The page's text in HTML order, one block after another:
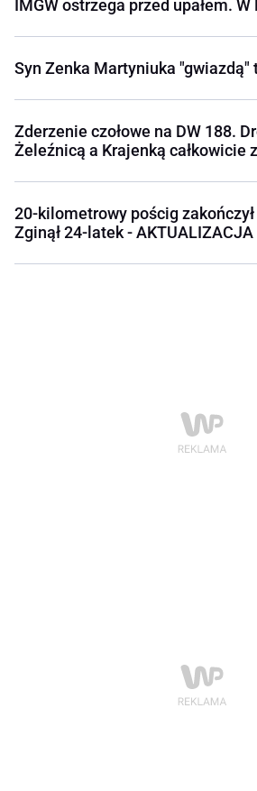
IMGW ostrzega przed upałem. W
Syn Zenka Martyniuka "gwiazdą"
Zderzenie czołowe na DW 188.
Żeleźnicą a Krajenką całkowicie
20-kilometrowy pościg
Zginął 24-latek - AKTUALIZACJA